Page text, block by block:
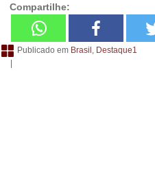
Compartilhe:
Publicado em Brasil Destaque1
|